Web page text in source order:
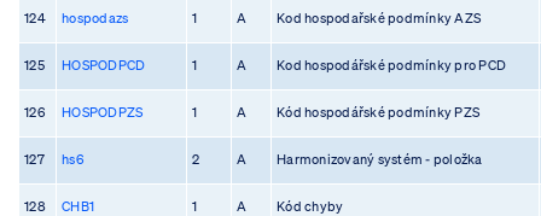
124 hospodazs 1 A Kod hospodařské podmínky AZS
125 HOSPODPCD 1 A Kod hospodářské podmínky pro PCD
126 HOSPODPZS 1 A Kód hospodářské podmínky PZS
127 hs6 2 A Harmonizovaný systém - položka
128 CHB1 1 A Kód chyby